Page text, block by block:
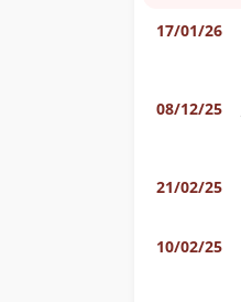
17/01/26
08/12/25
21/02/25
10/02/25